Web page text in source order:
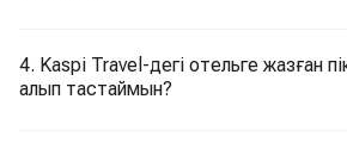
4. Kaspi Travel-дегі отельге жазған
алып тастаймын?